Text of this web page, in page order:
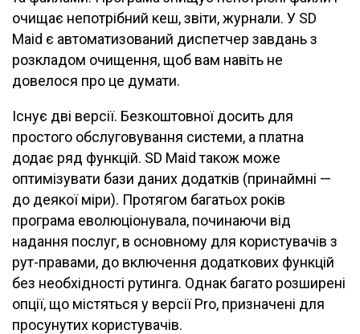
очищає непотрібний кеш, звіти, журнали. У SD
Maid є автоматизований диспетчер завдань з
розкладом очищення, щоб вам навіть не
довелося про це думати.
Існує дві версії. Безкоштовної досить для
простого обслуговування системи, а платна
додає ряд функцій. SD Maid також може
оптимізувати бази даних додатків (принаймні —
до деякої міри). Протягом багатьох років
програма еволюціонувала, починаючи від
надання послуг, в основному для користувачів з
рут-правами, до включення додаткових функцій
без необхідності рутинга. Однак багато розширені
опції, що містяться у версії Pro, призначені для
просунутих користувачів.